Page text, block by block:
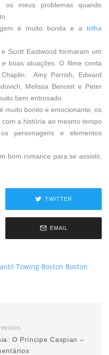
os meus problemas quando
é muito bonita e a trilha
Scott Eastwood formaram um
boas atuações. O filme conta
Amy Parrish, Edward
Melissa Benoist e Peter
bem entrosado.
muito bonito e emocionante, os
a história ao mesmo tempo
personagens e elementos
bom romance para se assistir,
TWITTER
EMAIL
Towing Boston Boston
O Príncipe Caspian –